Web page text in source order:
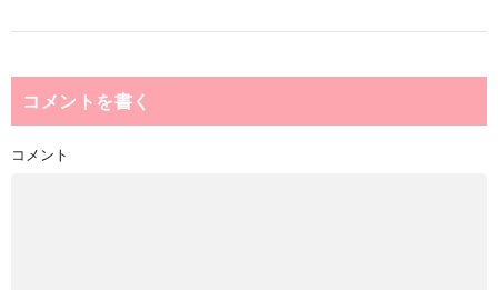
コメントを書く
コメント